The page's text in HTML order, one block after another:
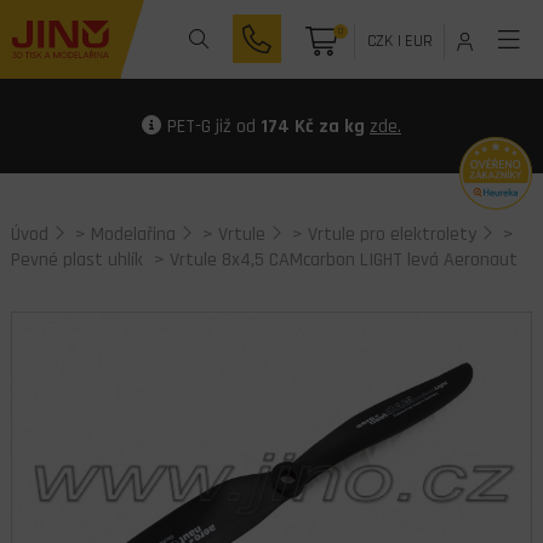
0 CZK| EUR
PET-G již od 174 Kč za kg zde.
Úvod > Modelařina > Vrtule > Vrtule pro elektrolety
>
Pevné plast uhlík > Vrtule 8x4,5 CAMcarbon LIGHT levá Aeronaut